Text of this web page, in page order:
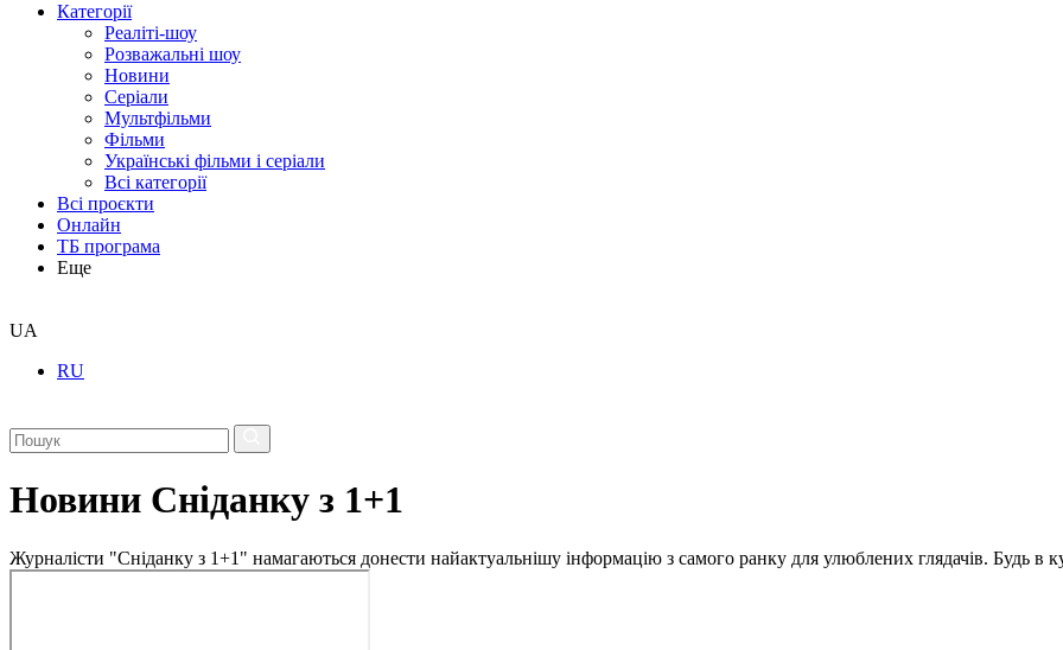
Категорії
Реаліті-шоу
Розважальні шоу
Новини
Серіали
Мультфільми
Фільми
Українські фільми і серіали
Всі категорії
Всі проєкти
Онлайн
ТБ програма
Еще
UA
RU
Новини Сніданку з 1+1
Журналісти "Сніданку з 1+1" намагаються донести найактуальнішу інформацію з самого ранку для улюблених глядачів. Будь в